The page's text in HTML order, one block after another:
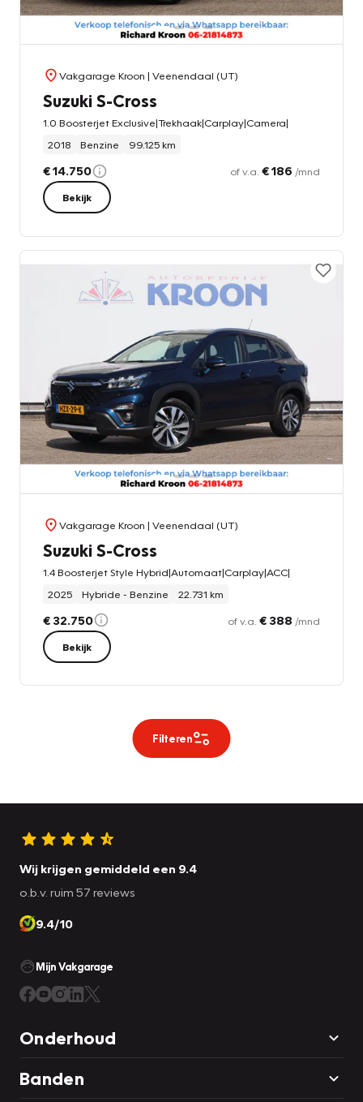
Vakgarage Kroon | Veenendaal (UT)
Suzuki S-Cross
1.0 Boosterjet Exclusive|Trekhaak|Carplay|Camera|
2018
Benzine 99.125 km
€ 14.750 of v.a. € 186 /mnd
Bekijk
Vakgarage Kroon | Veenendaal (UT)
Suzuki S-Cross
1.4 Boosterjet Style Hybrid|Automaat|Carplay|ACC|
2025
Hybride - Benzine 22.731 km
€ 32.750 of v.a. € 388 /mnd
Bekijk
Filteren
Wij krijgen gemiddeld een 9.4
o.b.v. ruim 57 reviews
9.4/10
Mijn Vakgarage
Onderhoud
Banden